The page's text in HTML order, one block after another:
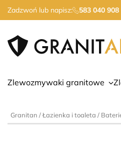
Zadzwoń lub napisz: 583 040 908
Zlewozmywaki granitowe
Granitan /Łazienka i toaleta /